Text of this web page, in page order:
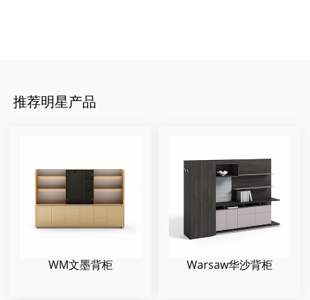
推荐明星产品
WM文墨背柜 Warsaw华沙背柜